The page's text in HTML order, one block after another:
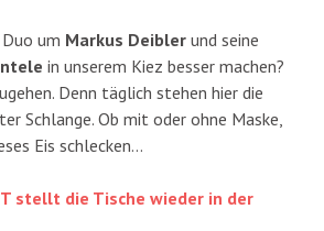
um Markus Deibler und seine
in unserem Kiez besser machen?
Denn täglich stehen hier die
Schlange. Ob mit oder ohne Maske,
Eis schlecken…
stellt die Tische wieder in der